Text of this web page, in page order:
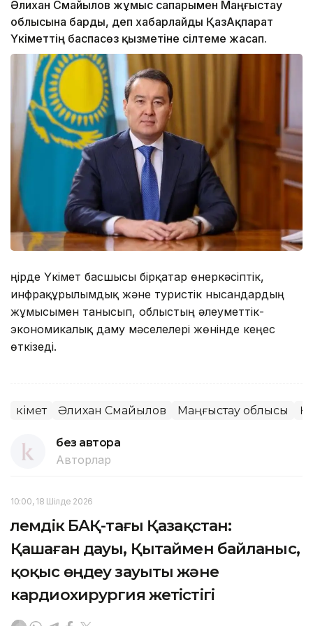
Әлихан Смайылов жұмыс сапарымен Маңғыстау
облысына барды, деп хабарлайды ҚазАқпарат
Үкіметтің баспасөз қызметіне сілтеме жасап.
Өңірде Үкімет басшысы бірқатар өнеркәсіптік,
инфрақұрылымдық және туристік нысандардың
жұмысымен танысып, облыстың әлеуметтік-
экономикалық даму мәселелері жөнінде кеңес
өткізеді.
Үкімет Әлихан Смайылов Маңғыстау облысы
без автора
Авторлар
10:00, 18 Шілде 2026
Әлемдік БАҚ-тағы Қазақстан:
Қашаған дауы, Қытаймен байланыс,
қоқыс өңдеу зауыты және
кардиохирургия жетістігі